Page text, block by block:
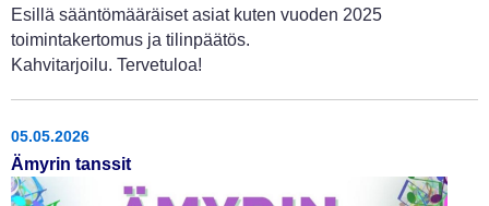
Esillä sääntömääräiset asiat kuten vuoden 2025
toimintakertomus ja tilinpäätös.
Kahvitarjoilu. Tervetuloa!
05.05.2026
Ämyrin tanssit